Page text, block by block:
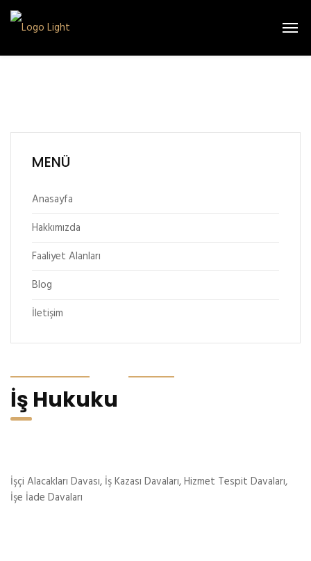
MENÜ
Anasayfa
Hakkımızda
Faaliyet Alanları
Blog
İletişim
İş Hukuku
İşçi Alacakları Davası, İş Kazası Davaları, Hizmet Tespit Davaları,
İşe İade Davaları